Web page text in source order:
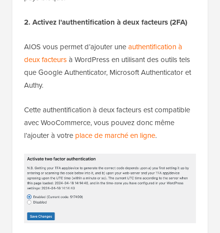
2. Activez l'authentification à deux facteurs (2FA)
AIOS vous permet d’ajouter uneauthentification à
deux facteursà WordPress en utilisant des outils tels
que Google Authenticator, Microsoft Authenticator et
Authy.
Cette authentification à deux facteurs est compatible
avec WooCommerce, vous pouvez donc même
l’ajouter à votre place de marché en ligne.